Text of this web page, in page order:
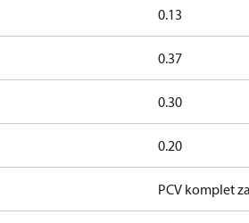
0.13
0.37
0.30
0.20
PCV komplet